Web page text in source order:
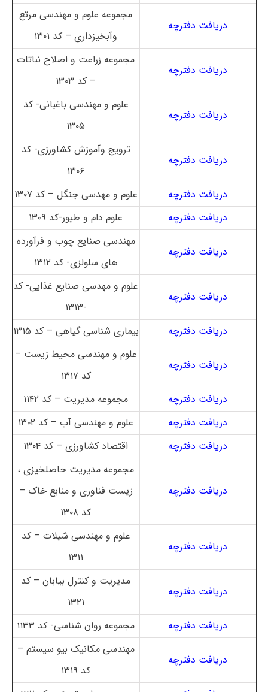
دریافت دفترچه
مجموعه علوم و مهندسی مرتع
وآبخیزداری – کد ۱۳۰۱
دریافت دفترچه
مجموعه زراعت و اصلاح نباتات
– کد ۱۳۰۳
دریافت دفترچه
علوم و مهندسی باغبانی- کد
۱۳۰۵
دریافت دفترچه
ترویج وآموزش کشاورزی- کد
۱۳۰۶
دریافت دفترچه
علوم و مهدسی جنگل – کد ۱۳۰۷
دریافت دفترچه
علوم دام و طیور-کد ۱۳۰۹
دریافت دفترچه
مهندسی صنایع چوب و فرآورده
های سلولزی- کد ۱۳۱۲
دریافت دفترچه
علوم و مهدسی صنایع غذایی- کد
-۱۳۱۳
دریافت دفترچه
بیماری شناسی گیاهی – کد ۱۳۱۵
دریافت دفترچه
علوم و مهندسی محیط زیست –
کد ۱۳۱۷
دریافت دفترچه
مجموعه مدیریت – کد ۱۱۴۲
دریافت دفترچه
علوم و مهندسی آب – کد ۱۳۰۲
دریافت دفترچه
اقتصاد کشاورزی – کد ۱۳۰۴
دریافت دفترچه
مجموعه مدیریت حاصلخیزی ،
زیست فناوری و منابع خاک –
کد ۱۳۰۸
دریافت دفترچه
علوم و مهندسی شیلات – کد
۱۳۱۱
دریافت دفترچه
مدیریت و کنترل بیابان – کد
۱۳۲۱
دریافت دفترچه
مجموعه روان شناسی- کد ۱۱۳۳
دریافت دفترچه
مهندسی مکانیک بیو سیستم –
کد ۱۳۱۹